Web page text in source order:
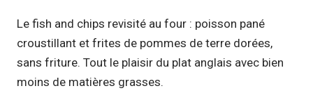
Le fish and chips revisité au four : poisson pané
croustillant et frites de pommes de terre dorées,
sans friture. Tout le plaisir du plat anglais avec bien
moins de matières grasses.